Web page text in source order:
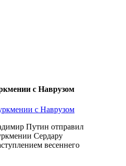
с Наврузом
Путин отправил
Сердару
весеннего